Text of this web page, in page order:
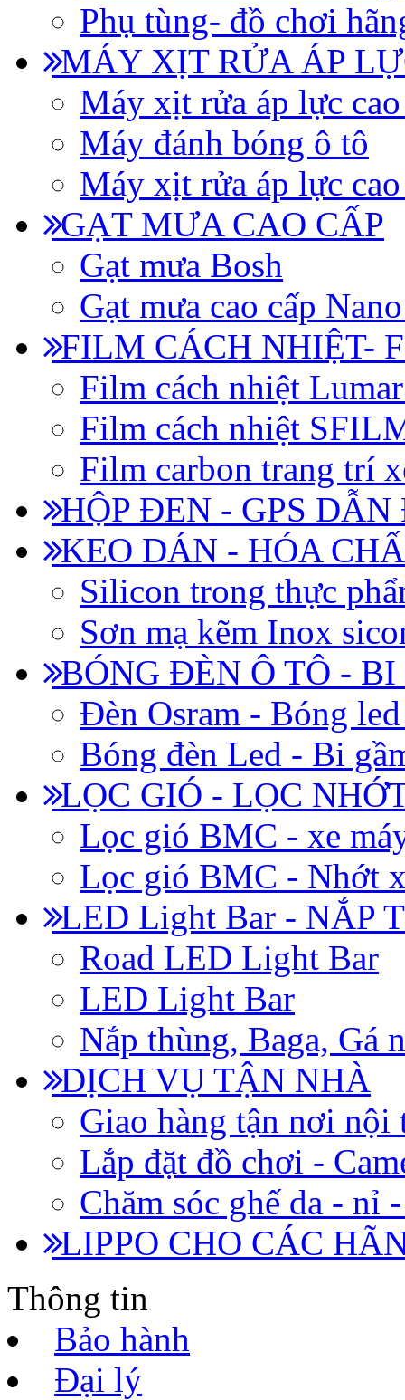
Phụ tùng- đồ chơi
MÁY XỊT RỬA ÁP
Máy xịt rửa áp lực
Máy đánh bóng ô tô
Máy xịt rửa áp lực
GẠT MƯA CAO CẤP
Gạt mưa Bosh
Gạt mưa cao cấp
FILM CÁCH NHIỆT-
Film cách nhiệt
Film cách nhiệt
Film carbon trang trí
HỘP ĐEN - GPS DẪN
KEO DÁN - HÓA
Silicon trong thực
Sơn mạ kẽm Inox
BÓNG ĐÈN Ô TÔ -
Đèn Osram - Bóng
Bóng đèn Led - Bi
LỌC GIÓ - LỌC
Lọc gió BMC - xe
Lọc gió BMC - Nhớt
LED Light Bar - NẮP
Road LED Light Bar
LED Light Bar
Nắp thùng, Baga, Gá
DỊCH VỤ TẬN NHÀ
Giao hàng tận nơi nội
Lắp đặt đồ chơi -
Chăm sóc ghế da - nỉ
LIPPO CHO CÁC
Thông tin
Bảo hành
Đại lý